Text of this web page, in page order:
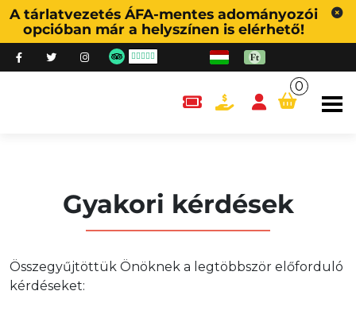
A tárlatvezetés ÁFA-mentes adományozói
opcióban már a helyszínen is elérhető!
content.cart
0
Gyakori kérdések
Összegyűjtöttük Önöknek a legtöbbször előforduló
kérdéseket: